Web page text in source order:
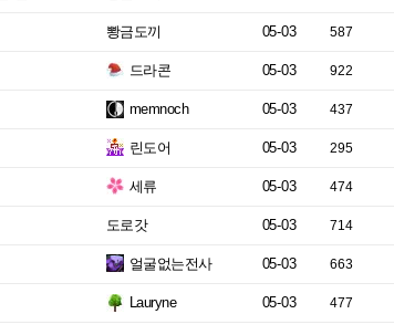
뽱금도끼 05-03 587
드라콘 05-03 922
memnoch 05-03 437
린도어 05-03 295
세류 05-03 474
도로갓 05-03 714
얼굴없는전사 05-03 663
Lauryne 05-03 477